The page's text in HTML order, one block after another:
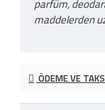
parfüm,
maddelerden
ÖDEME VE